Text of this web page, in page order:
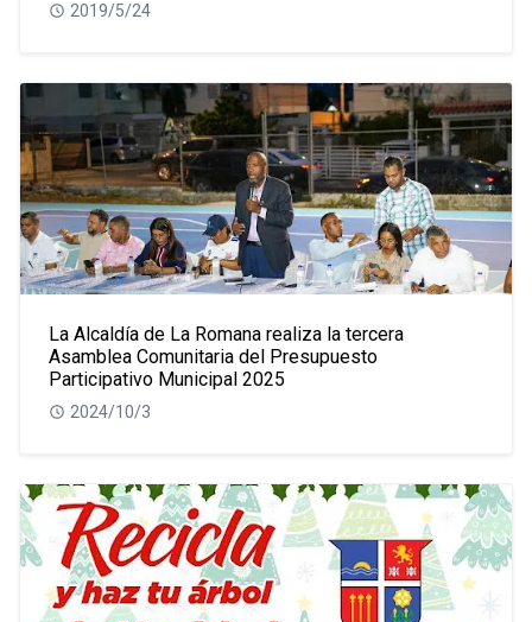
2019/5/24
La Alcaldía de La Romana realiza la tercera
Asamblea Comunitaria del Presupuesto
Participativo Municipal 2025
2024/10/3